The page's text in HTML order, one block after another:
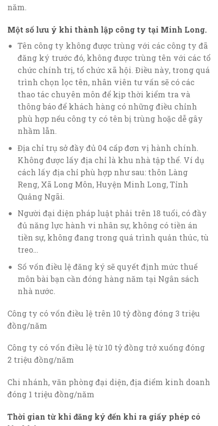
năm.
Một số lưu ý khi thành lập công ty tại Minh Long.
Tên công ty không được trùng với các công ty đã
đăng ký trước đó, không được trùng tên với các tổ
chức chính trị, tổ chức xã hội. Điều này, trong quá
trình chọn lọc tên, nhân viên tư vấn sẽ có các
thao tác chuyên môn để kịp thời kiểm tra và
thông báo để khách hàng có những điều chỉnh
phù hợp nếu công ty có tên bị trùng hoặc dễ gây
nhầm lẫn.
Địa chỉ trụ sở đầy đủ 04 cấp đơn vị hành chính.
Không được lấy địa chỉ là khu nhà tập thể. Ví dụ
cách lấy địa chỉ phù hợp như sau: thôn Làng
Reng, Xã Long Môn, Huyện Minh Long, Tỉnh
Quảng Ngãi.
Người đại diện pháp luật phải trên 18 tuổi, có đầy
đủ năng lực hành vi nhân sự, không có tiền án
tiền sự, không đang trong quá trình quản thúc, tù
treo…
Số vốn điều lệ đăng ký sẽ quyết định mức thuế
môn bài bạn cần đóng hàng năm tại Ngân sách
nhà nước.
Công ty có vốn điều lệ trên 10 tỷ đồng đóng 3 triệu
đồng/năm
Công ty có vốn điều lệ từ 10 tỷ đồng trở xuống đóng
2 triệu đồng/năm
Chi nhánh, văn phòng đại diện, địa điểm kinh doanh
đóng 1 triệu đồng/năm
Thời gian từ khi đăng ký đến khi ra giấy phép có